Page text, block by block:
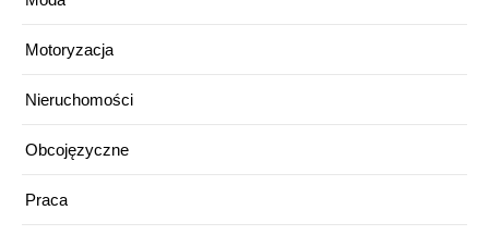
Motoryzacja
Nieruchomości
Obcojęzyczne
Praca